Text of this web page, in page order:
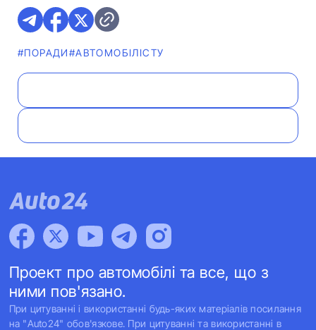
#ПОРАДИ#АВТОМОБІЛІСТУ
Проект про автомобілі та все, що з
ними пов'язано.
При цитуванні і використанні будь-яких матеріалів посилання
на "Auto24" обов'язкове. При цитуванні та використанні в